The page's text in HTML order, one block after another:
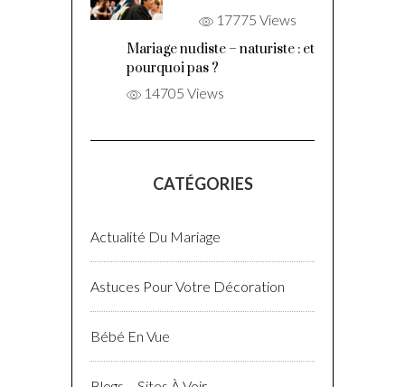
17775 Views
Mariage nudiste – naturiste : et
pourquoi pas ?
14705 Views
CATÉGORIES
Actualité Du Mariage
Astuces Pour Votre Décoration
Bébé En Vue